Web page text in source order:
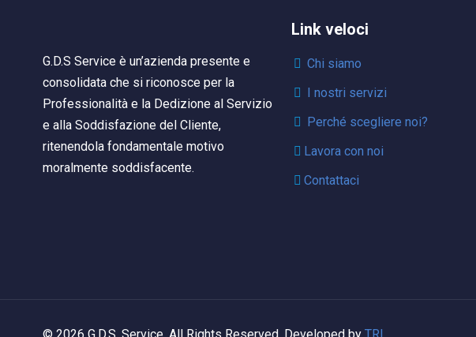
G.D.S Service è un’azienda presente e
consolidata che si riconosce per la
Professionalità e la Dedizione al Servizio
e alla Soddisfazione del Cliente,
ritenendola fondamentale motivo
moralmente soddisfacente.
Link veloci
Chi siamo
I nostri servizi
Perché scegliere noi?
Lavora con noi
Contattaci